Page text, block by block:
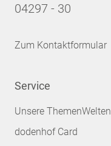
04297 - 30
Zum Kontaktformular
Service
Unsere ThemenWelten
dodenhof Card